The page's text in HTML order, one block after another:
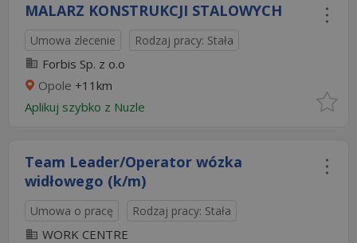
MALARZ KONSTRUKCJI STALOWYCH
Umowa zlecenie Rodzaj pracy: Stała
Forbis Sp. z o.o
Opole +11km
Aplikuj szybko z Nuzle
Team Leader/Operator wózka
widłowego (k/m)
Umowa o pracę Rodzaj pracy: Stała
WORK CENTRE